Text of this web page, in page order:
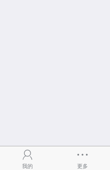
我的 更多